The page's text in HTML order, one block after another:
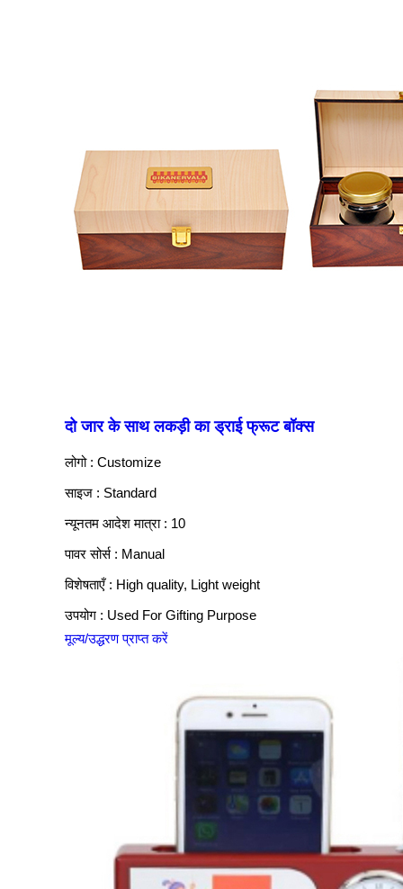
दो जार के साथ लकड़ी का ड्राई फ्रूट बॉक्स
लोगो : Customize
साइज : Standard
न्यूनतम आदेश मात्रा : 10
पावर सोर्स : Manual
विशेषताएँ : High quality, Light weight
उपयोग : Used For Gifting Purpose
मूल्य/उद्धरण प्राप्त करें